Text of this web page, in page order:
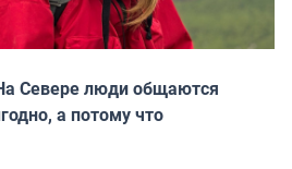
Севере люди общаются
а потому что